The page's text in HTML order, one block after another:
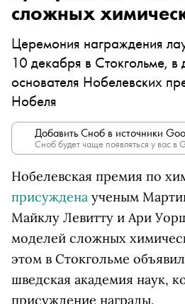
сложных
Церемония награждения
10 декабря в Стокгольме, в
основателя Нобелевских
Нобеля
Добавить Сноб в источники
Сноб будет чаще появляться у вас в
Нобелевская премия по
присуждена ученым
Майклу Левитту и Ари
моделей сложных
этом в Стокгольме
шведская академия наук,
присуждение награды.